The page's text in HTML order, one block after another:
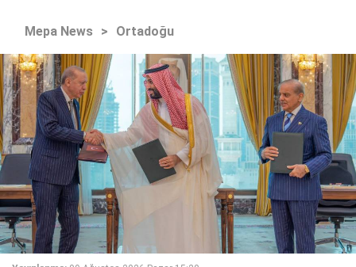
Mepa News > Ortadoğu